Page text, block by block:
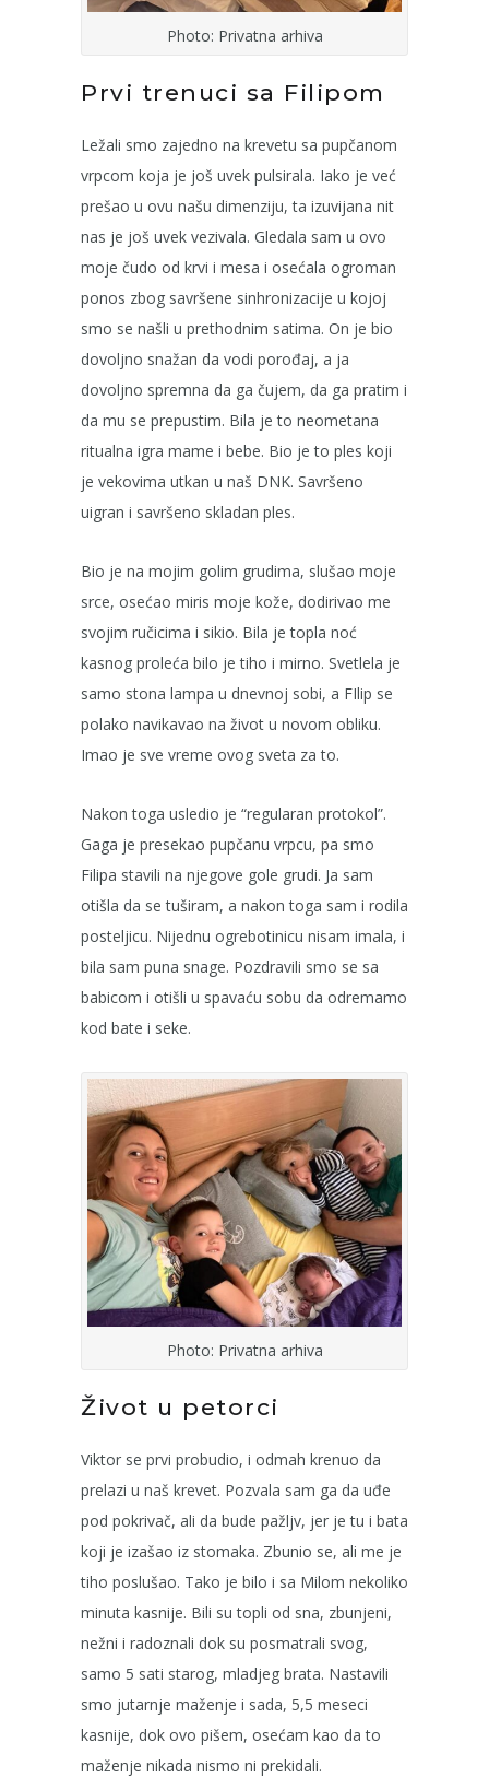
Photo: Privatna arhiva
Prvi trenuci sa Filipom
Ležali smo zajedno na krevetu sa pupčanom
vrpcom koja je još uvek pulsirala. Iako je već
prešao u ovu našu dimenziju, ta izuvijana nit
nas je još uvek vezivala. Gledala sam u ovo
moje čudo od krvi i mesa i osećala ogroman
ponos zbog savršene sinhronizacije u kojoj
smo se našli u prethodnim satima. On je bio
dovoljno snažan da vodi porođaj, a ja
dovoljno spremna da ga čujem, da ga pratim i
da mu se prepustim. Bila je to neometana
ritualna igra mame i bebe. Bio je to ples koji
je vekovima utkan u naš DNK. Savršeno
uigran i savršeno skladan ples.
Bio je na mojim golim grudima, slušao moje
srce, osećao miris moje kože, dodirivao me
svojim ručicima i sikio. Bila je topla noć
kasnog proleća bilo je tiho i mirno. Svetlela je
samo stona lampa u dnevnoj sobi, a FIlip se
polako navikavao na život u novom obliku.
Imao je sve vreme ovog sveta za to.
Nakon toga usledio je “regularan protokol”.
Gaga je presekao pupčanu vrpcu, pa smo
Filipa stavili na njegove gole grudi. Ja sam
otišla da se tuširam, a nakon toga sam i rodila
posteljicu. Nijednu ogrebotinicu nisam imala, i
bila sam puna snage. Pozdravili smo se sa
babicom i otišli u spavaću sobu da odremamo
kod bate i seke.
Photo: Privatna arhiva
Život u petorci
Viktor se prvi probudio, i odmah krenuo da
prelazi u naš krevet. Pozvala sam ga da uđe
pod pokrivač, ali da bude pažljv, jer je tu i bata
koji je izašao iz stomaka. Zbunio se, ali me je
tiho poslušao. Tako je bilo i sa Milom nekoliko
minuta kasnije. Bili su topli od sna, zbunjeni,
nežni i radoznali dok su posmatrali svog,
samo 5 sati starog, mladjeg brata. Nastavili
smo jutarnje maženje i sada, 5,5 meseci
kasnije, dok ovo pišem, osećam kao da to
maženje nikada nismo ni prekidali.